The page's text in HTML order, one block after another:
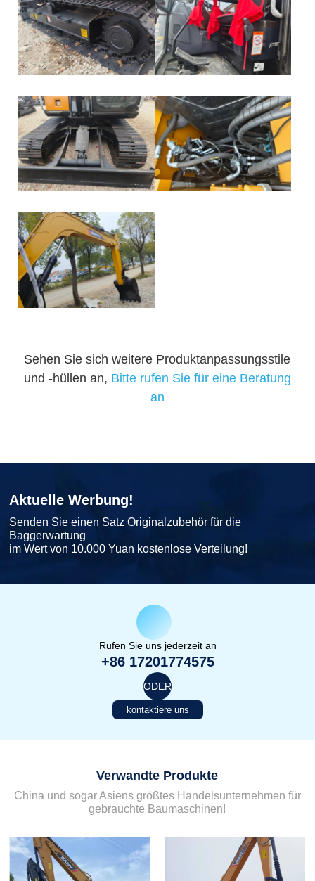
Sehen Sie sich weitere Produktanpassungsstile
und -hüllen an, Bitte rufen Sie für eine Beratung
an
Aktuelle Werbung!
Senden Sie einen Satz Originalzubehör für die
Baggerwartung
im Wert von 10.000 Yuan kostenlose Verteilung!
Rufen Sie uns jederzeit an
+86 17201774575
ODER
kontaktiere uns
Verwandte Produkte
China und sogar Asiens größtes Handelsunternehmen für
gebrauchte Baumaschinen!